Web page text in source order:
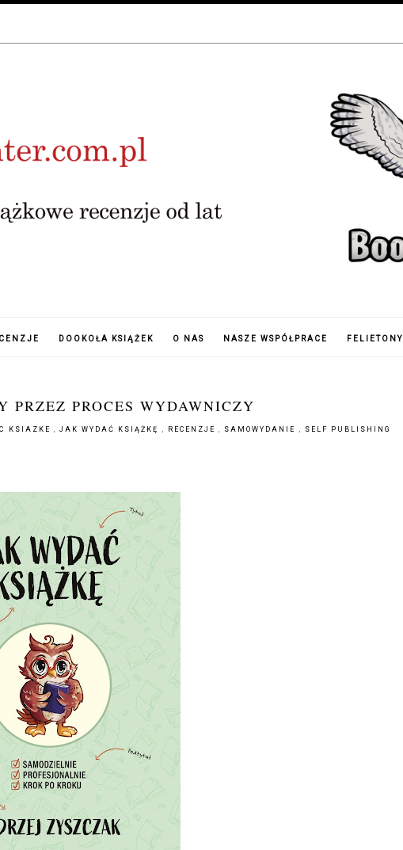
DOOKOŁA KSIĄŻEK O NAS NASZE WSPÓŁPRACE FELIETONY
PRZEZ PROCES WYDAWNICZY
KSIAZKE ,JAK WYDAĆ KSIĄŻKĘ RECENZJE SAMOWYDANIE
SELF PUBLISHING